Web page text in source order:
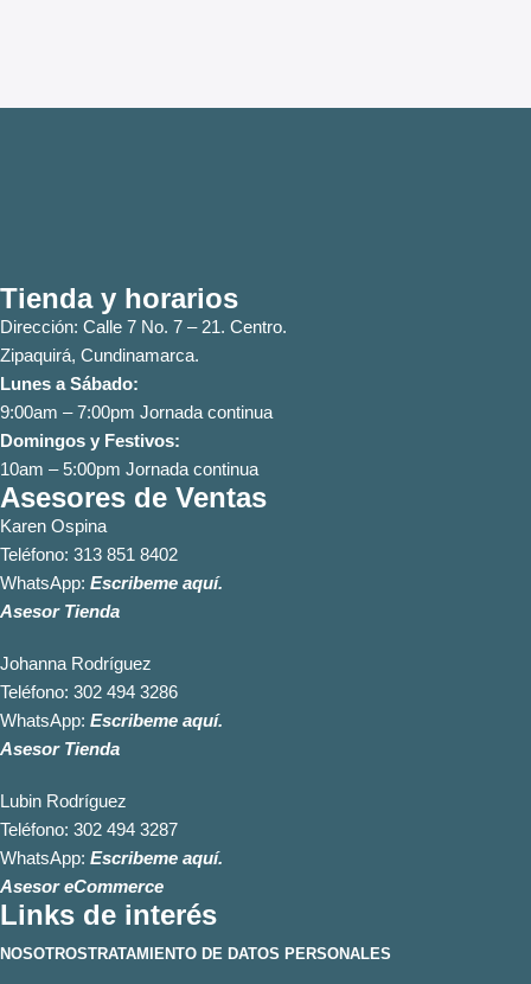
Tienda y horarios
Dirección: Calle 7 No. 7 – 21. Centro.
Zipaquirá, Cundinamarca.
Lunes a Sábado:
9:00am – 7:00pm Jornada continua
Domingos y Festivos:
10am – 5:00pm Jornada continua
Asesores de Ventas
Karen Ospina
Teléfono: 313 851 8402
WhatsApp: Escribeme aquí.
Asesor Tienda
Johanna Rodríguez
Teléfono: 302 494 3286
WhatsApp: Escribeme aquí.
Asesor Tienda
Lubin Rodríguez
Teléfono: 302 494 3287
WhatsApp: Escribeme aquí.
Asesor eCommerce
Links de interés
NOSOTROSTRATAMIENTO DE DATOS PERSONALES